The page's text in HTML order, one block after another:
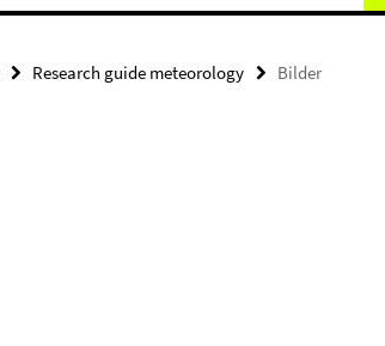
Research guide meteorology Bilder